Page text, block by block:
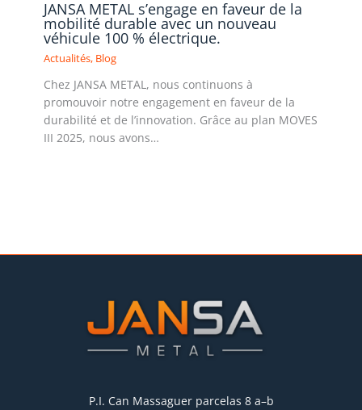
JANSA METAL s’engage en faveur de la
mobilité durable avec un nouveau
véhicule 100 % électrique.
Actualités, Blog
Chez JANSA METAL, nous continuons à
promouvoir notre engagement en faveur de la
durabilité et de l’innovation. Grâce au plan MOVES
III 2025, nous avons…
P.I. Can Massaguer parcelas 8 a–b